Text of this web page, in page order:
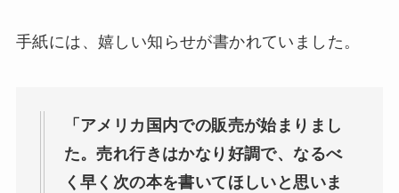
手紙には、嬉しい知らせが書かれていました。
「アメリカ国内での販売が始まりまし
た。売れ行きはかなり好調で、なるべ
く早く次の本を書いてほしいと思いま